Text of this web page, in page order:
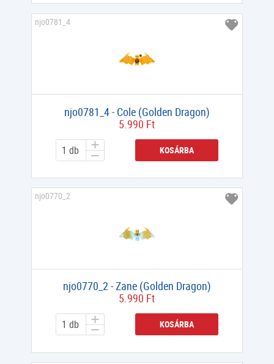
njo0781_4 - Cole (Golden Dragon)
5.990 Ft
KOSÁRBA
njo0781_4
njo0770_2 - Zane (Golden Dragon)
5.990 Ft
KOSÁRBA
njo0770_2